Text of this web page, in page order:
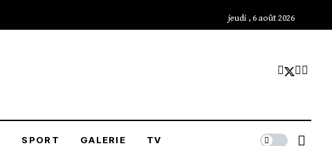
jeudi , 6 août 2026
SPORT GALERIE TV